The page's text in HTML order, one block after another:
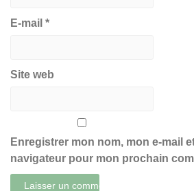
E-mail *
Site web
Enregistrer mon nom, mon e-mail
navigateur pour mon prochain